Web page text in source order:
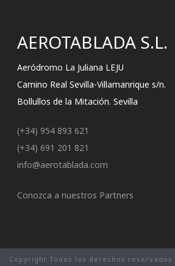
AEROTABLADA S.L.
Aeródromo La Juliana LEJU
Camino Real Sevilla-Villamanrique s/n.
Bollullos de la Mitación. Sevilla
(+34) 954 893 621
(+34) 691 201 821
info@aerotablada.com
Conozca a nuestros Partners
Copyright Todos los derechos reservados